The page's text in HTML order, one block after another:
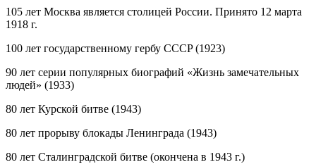
105 лет Москва является столицей России. Принято 12 марта
1918 г.
100 лет государственному гербу CCCP (1923)
90 лет серии популярных биографий «Жизнь замечательных
людей» (1933)
80 лет Курской битве (1943)
80 лет прорыву блокады Ленинграда (1943)
80 лет Сталинградской битве (окончена в 1943 г.)